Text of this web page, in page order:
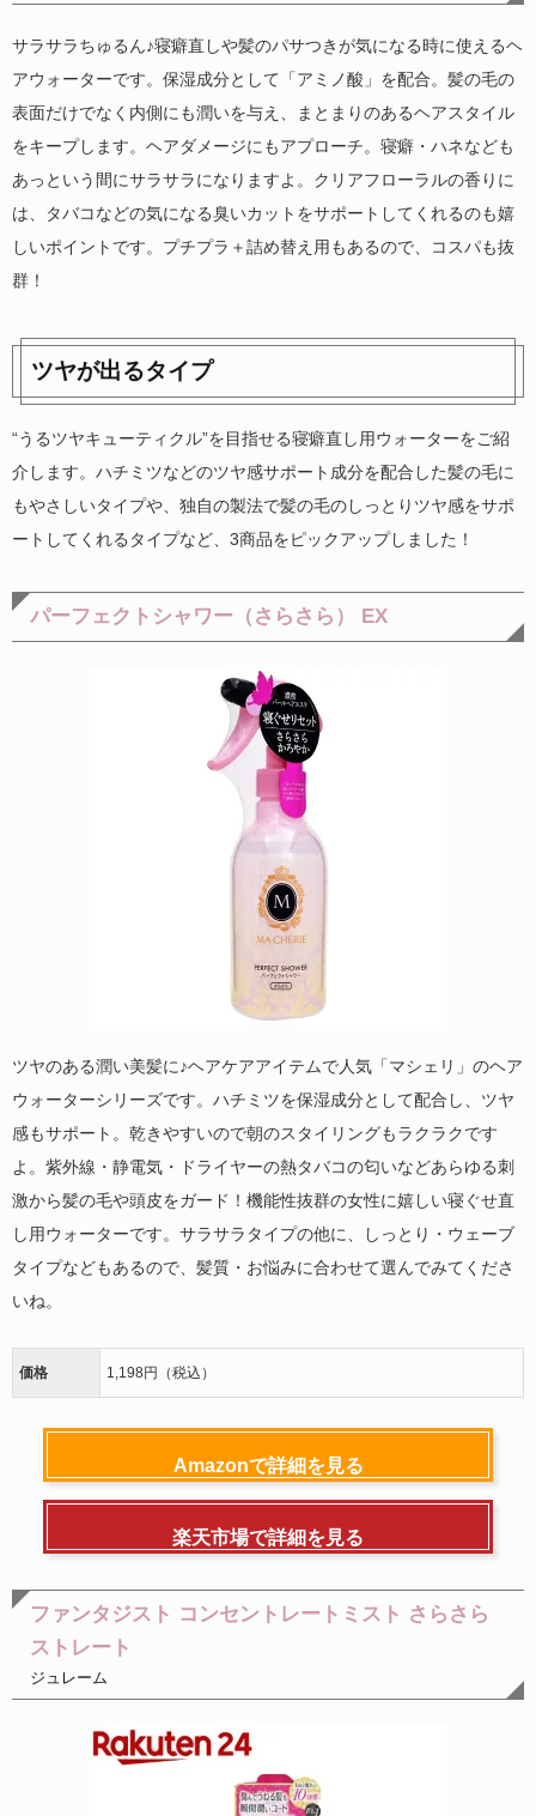
サラサラちゅるん♪寝癖直しや髪のパサつきが気になる時に使えるヘ
アウォーターです。保湿成分として「アミノ酸」を配合。髪の毛の
表面だけでなく内側にも潤いを与え、まとまりのあるヘアスタイル
をキープします。ヘアダメージにもアプローチ。寝癖・ハネなども
あっという間にサラサラになりますよ。クリアフローラルの香りに
は、タバコなどの気になる臭いカットをサポートしてくれるのも嬉
しいポイントです。プチプラ＋詰め替え用もあるので、コスパも抜
群！
ツヤが出るタイプ
“うるツヤキューティクル”を目指せる寝癖直し用ウォーターをご紹
介します。ハチミツなどのツヤ感サポート成分を配合した髪の毛に
もやさしいタイプや、独自の製法で髪の毛のしっとりツヤ感をサポ
ートしてくれるタイプなど、3商品をピックアップしました！
パーフェクトシャワー（さらさら） EX
ツヤのある潤い美髪に♪ヘアケアアイテムで人気「マシェリ」のヘア
ウォーターシリーズです。ハチミツを保湿成分として配合し、ツヤ
感もサポート。乾きやすいので朝のスタイリングもラクラクです
よ。紫外線・静電気・ドライヤーの熱タバコの匂いなどあらゆる刺
激から髪の毛や頭皮をガード！機能性抜群の女性に嬉しい寝ぐせ直
し用ウォーターです。サラサラタイプの他に、しっとり・ウェーブ
タイプなどもあるので、髪質・お悩みに合わせて選んでみてくださ
いね。
価格 1,198円（税込）
Amazonで詳細を見る
楽天市場で詳細を見る
ファンタジスト コンセントレートミスト さらさら
ストレート
ジュレーム